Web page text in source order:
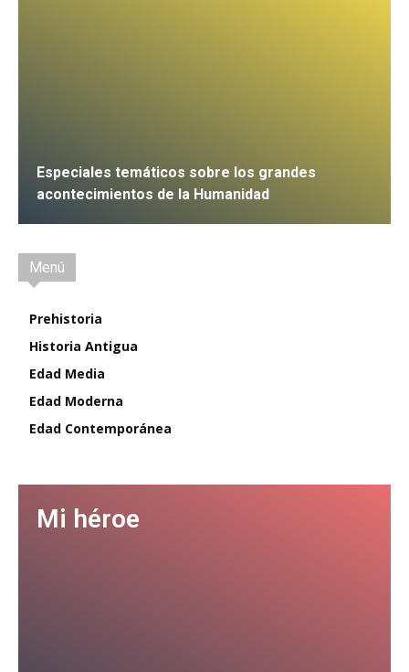
Especiales temáticos sobre los grandes
acontecimientos de la Humanidad
IR
Menú
Prehistoria
Historia Antigua
Edad Media
Edad Moderna
Edad Contemporánea
Mi héroe